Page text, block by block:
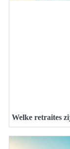
Welke retraites